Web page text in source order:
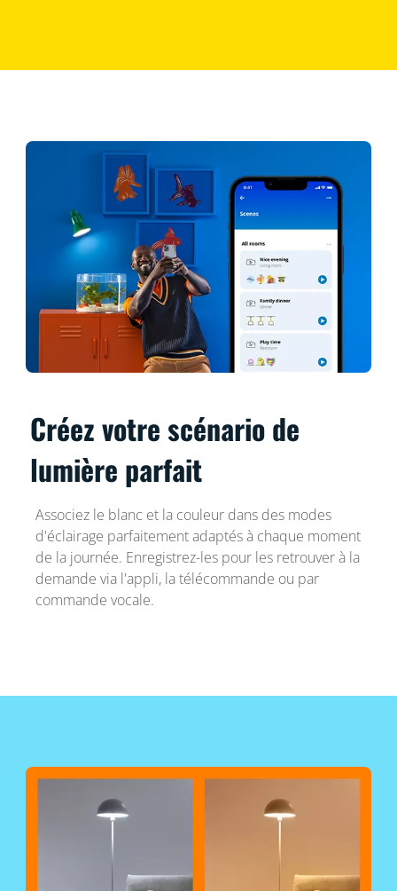
Créez votre scénario de
lumière parfait
Associez le blanc et la couleur dans des modes
d'éclairage parfaitement adaptés à chaque moment
de la journée. Enregistrez-les pour les retrouver à la
demande via l'appli, la télécommande ou par
commande vocale.